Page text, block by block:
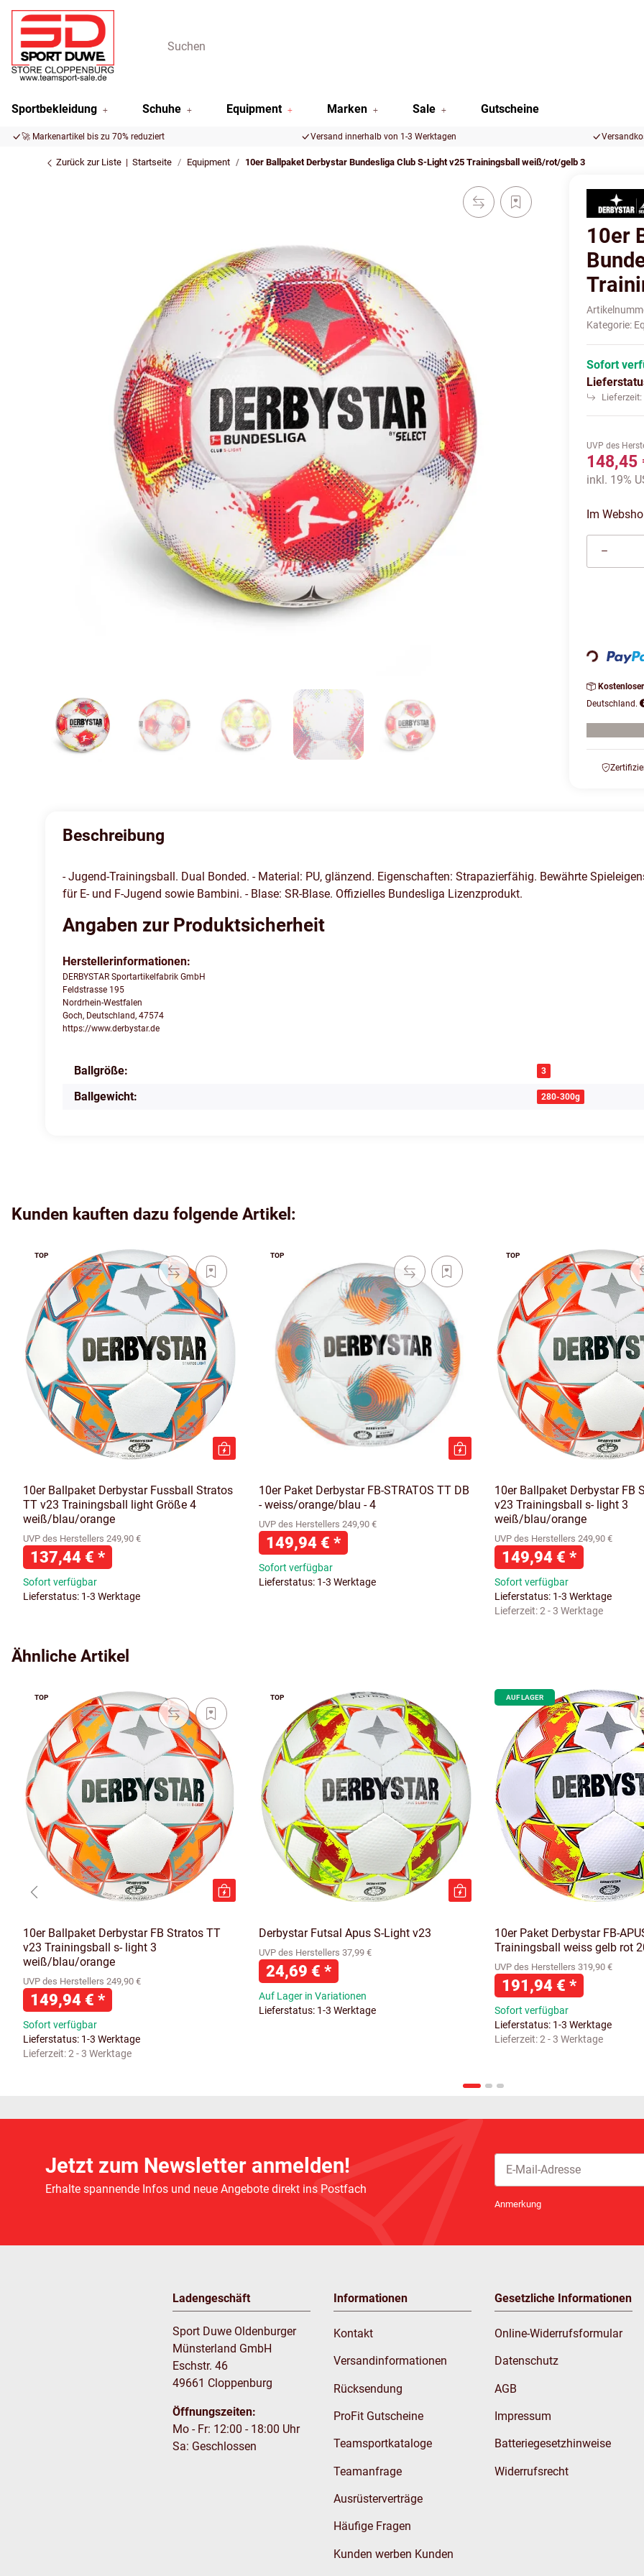
Sportbekleidung Schuhe Equipment Marken Sale Gutscheine
🚀 Markenartikel bis zu 70% reduziert Versand innerhalb von 1-3 Werktagen
Zurück zur Liste Startseite Equipment 10er Ballpaket Derbystar Bundesliga Club S-Light v25 Trainingsball weiß/rot/gelb 3
10er
Kategorie:
Sofort
Lieferzeit:
UVP des
148,45
inkl. 19%
Im
Loading...
Deutschland.
Beschreibung
- Jugend-Trainingsball. Dual Bonded. - Material: PU, glänzend. Eigenschaften: Strapazierfähig. Bewährte
für E- und F-Jugend sowie Bambini. - Blase: SR-Blase. Offizielles Bundesliga Lizenzprodukt.
Angaben zur Produktsicherheit
Herstellerinformationen:
DERBYSTAR Sportartikelfabrik GmbH
Feldstrasse 195
Nordrhein-Westfalen
Goch, Deutschland, 47574
https://www.derbystar.de
Produkteigenschaft
Wert
Ballgröße: 3
Ballgewicht: 280-300g
Kunden kauften dazu folgende Artikel:
TOP
10er Ballpaket Derbystar Fussball Stratos
TT v23 Trainingsball light Größe 4
weiß/blau/orange
UVP des Herstellers 249,90 €
137,44 € *
Sofort verfügbar
Lieferstatus: 1-3 Werktage
TOP
10er Paket Derbystar FB-STRATOS TT DB
- weiss/orange/blau - 4
UVP des Herstellers 249,90 €
149,94 € *
Sofort verfügbar
Lieferstatus: 1-3 Werktage
TOP
10er Ballpaket Derbystar FB
v23 Trainingsball s- light 3
weiß/blau/orange
UVP des Herstellers 249,90 €
149,94 € *
Sofort verfügbar
Lieferstatus: 1-3 Werktage
Lieferzeit:2 - 3 Werktage
Ähnliche Artikel
TOP
10er Ballpaket Derbystar FB Stratos TT
v23 Trainingsball s- light 3
weiß/blau/orange
UVP des Herstellers 249,90 €
149,94 € *
Sofort verfügbar
Lieferstatus: 1-3 Werktage
Lieferzeit:2 - 3 Werktage
TOP
Derbystar Futsal Apus S-Light v23
UVP des Herstellers 37,99 €
24,69 € *
Auf Lager in Variationen
Lieferstatus: 1-3 Werktage
AUF LAGER
10er Paket Derbystar FB-
Trainingsball weiss gelb rot
UVP des Herstellers 319,90 €
191,94 € *
Sofort verfügbar
Lieferstatus: 1-3 Werktage
Lieferzeit:2 - 3 Werktage
Jetzt zum Newsletter anmelden!
Erhalte spannende Infos und neue Angebote direkt ins Postfach
Anmerkung
Ladengeschäft
Sport Duwe Oldenburger
Münsterland GmbH
Eschstr. 46
49661 Cloppenburg
Öffnungszeiten:
Mo - Fr: 12:00 - 18:00 Uhr
Sa: Geschlossen
Informationen
Kontakt
Versandinformationen
Rücksendung
ProFit Gutscheine
Teamsportkataloge
Teamanfrage
Ausrüsterverträge
Häufige Fragen
Kunden werben Kunden
Gesetzliche Informationen
Online-Widerrufsformular
Datenschutz
AGB
Impressum
Batteriegesetzhinweise
Widerrufsrecht